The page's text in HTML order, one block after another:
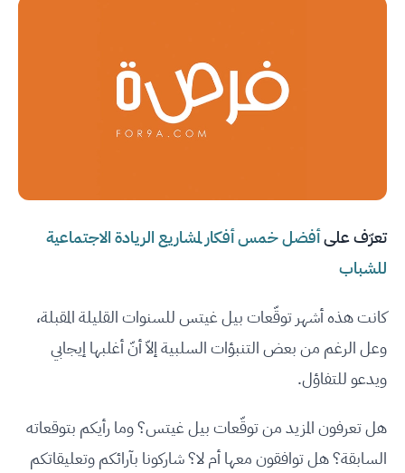
تعرّف علىأفضل خمس أفكار لمشاريع الريادة الاجتماعية
للشباب
كانت هذه أشهر توقّعات بيل غيتس للسنوات القليلة المقبلة،
وعل الرغم من بعض التنبؤات السلبية إلاّ أنّ أغلبها إيجابي
ويدعو للتفاؤل.
هل تعرفون المزيد من توقّعات بيل غيتس؟ وما رأيكم بتوقعاته
السابقة؟ هل توافقون معها أم لا؟ شاركونا بآرائكم وتعليقاتكم